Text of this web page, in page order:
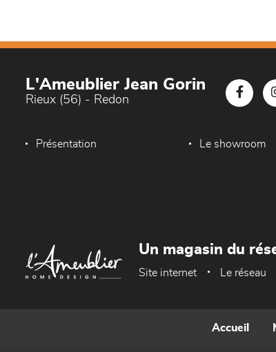
L'Ameublier Jean Gorin
Rieux (56) - Redon
Présentation Le showroom
Un magasin du
Site internet Le réseau
Accueil